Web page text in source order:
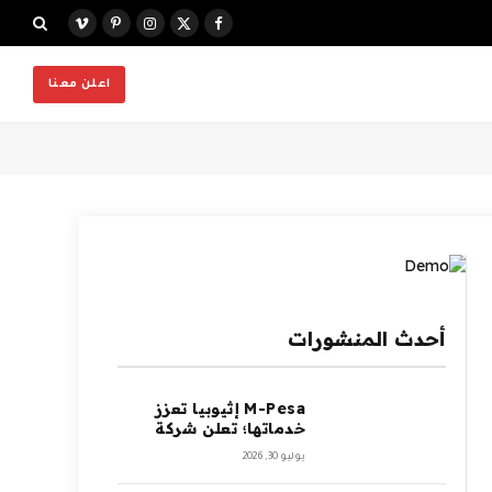
فيسبوك
X
الانستغرامبينتيريست
فيميو
اعلن معنا
أحدث المنشورات
M-Pesa إثيوبيا تعزز
خدماتها؛ تعلن شركة
نموها
يوليو 30, 2026